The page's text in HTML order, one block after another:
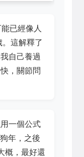
已經像人
這解釋了
自己養過
，關節問
一個公式
年，之後
概，最好還